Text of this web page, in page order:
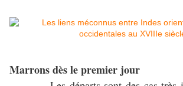
Marrons dès le premier jour